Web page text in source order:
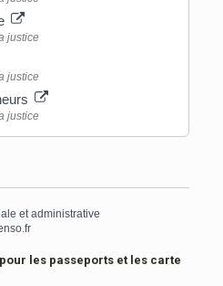
justice
justice
justice
et administrative
les passeports et les carte